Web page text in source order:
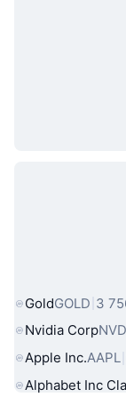
GoldGOLD 3
Nvidia Corp
Apple Inc.AAPL
Alphabet Inc